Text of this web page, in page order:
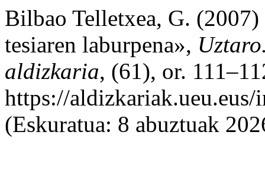
Bilbao Telletxea, G.
tesiaren laburpena»,
aldizkaria, (61), or.
https://
(Eskuratua: 8 abuztuak